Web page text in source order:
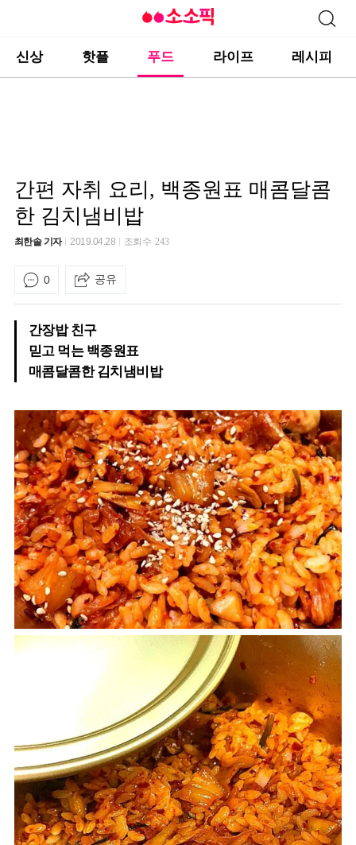
신상 핫플 푸드 라이프 레시피
간편 자취 요리, 백종원표 매콤달콤
한 김치냄비밥
최한솔 기자 2019.04.28 조회수243
0 공유
간장밥 친구
믿고 먹는 백종원표
매콤달콤한 김치냄비밥